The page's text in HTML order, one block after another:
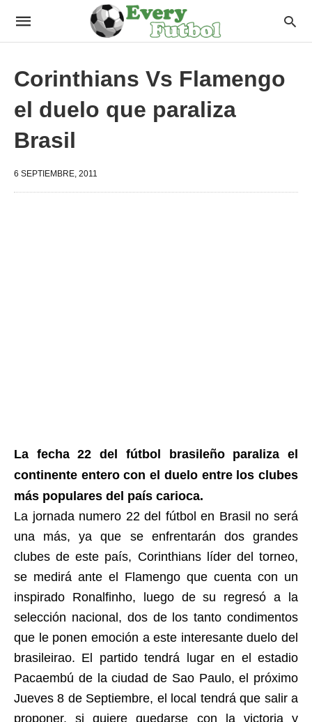
Corinthians Vs Flamengo
el duelo que paraliza
Brasil
6 SEPTIEMBRE, 2011
La fecha 22 del fútbol brasileño paraliza el
continente entero con el duelo entre los clubes
más populares del país carioca.
La jornada numero 22 del fútbol en Brasil no será
una más, ya que se enfrentarán dos grandes
clubes de este país, Corinthians líder del torneo,
se medirá ante el Flamengo que cuenta con un
inspirado Ronalfinho, luego de su regresó a la
selección nacional, dos de los tanto condimentos
que le ponen emoción a este interesante duelo del
brasileirao. El partido tendrá lugar en el estadio
Pacaembú de la ciudad de Sao Paulo, el próximo
Jueves 8 de Septiembre, el local tendrá que salir a
proponer, si quiere quedarse con la victoria y